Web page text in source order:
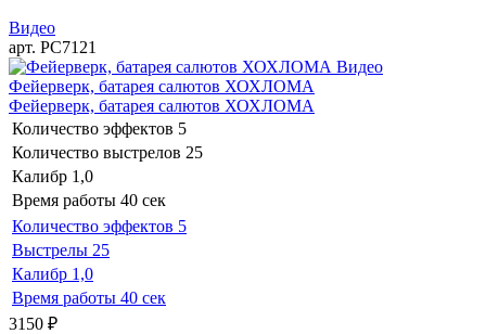
Видео
арт. РС7121
Видео
Фейерверк, батарея салютов ХОХЛОМА
Фейерверк, батарея салютов ХОХЛОМА
Количество эффектов 5
Количество выстрелов 25
Калибр 1,0
Время работы 40 сек
Количество эффектов 5
Выстрелы 25
Калибр 1,0
Время работы 40 сек
3150 ₽